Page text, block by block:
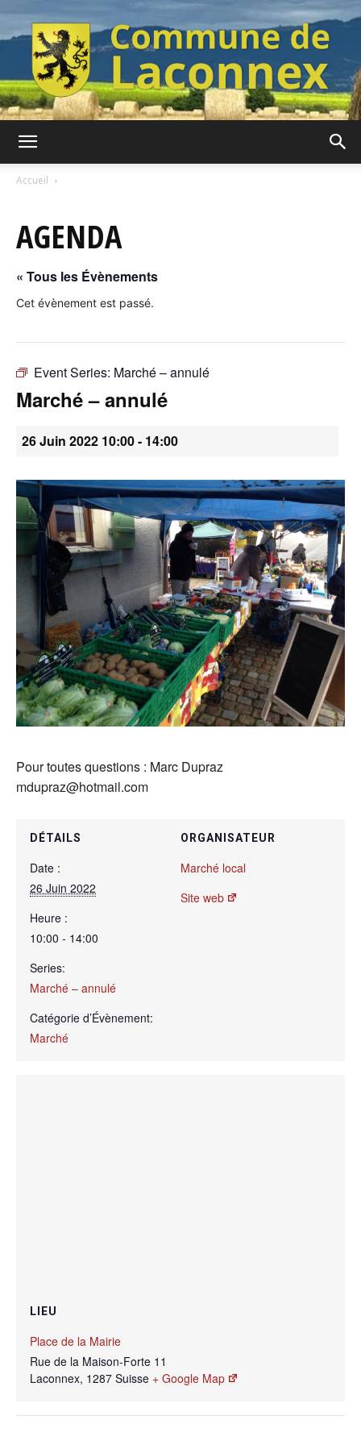
Laconnex
Canton
Accueil
AGENDA
« Tous les Évènements
Cet évènement est passé.
Event Series: Marché – annulé
Marché – annulé
26 Juin 2022 10:00- 14:00
Pour toutes questions : Marc Dupraz
mdupraz@hotmail.com
DÉTAILS
Date :
26 Juin 2022
Heure :
10:00 - 14:00
Series:
Marché – annulé
Catégorie d’Évènement:
Marché
ORGANISATEUR
Marché local
Site web
LIEU
Place de la Mairie
Rue de la Maison-Forte 11
Laconnex, 1287 Suisse + Google Map